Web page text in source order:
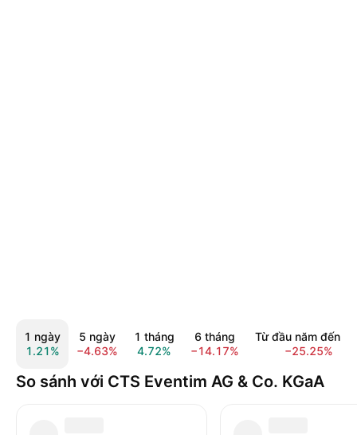
1 ngày
1.21%
5 ngày
−4.63%
1 tháng
4.72%
6 tháng
−14.17%
Từ đầu năm đến
−25.25%
So sánh với CTS Eventim AG & Co. KGaA